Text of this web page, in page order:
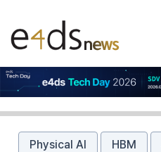
Physical AI HBM